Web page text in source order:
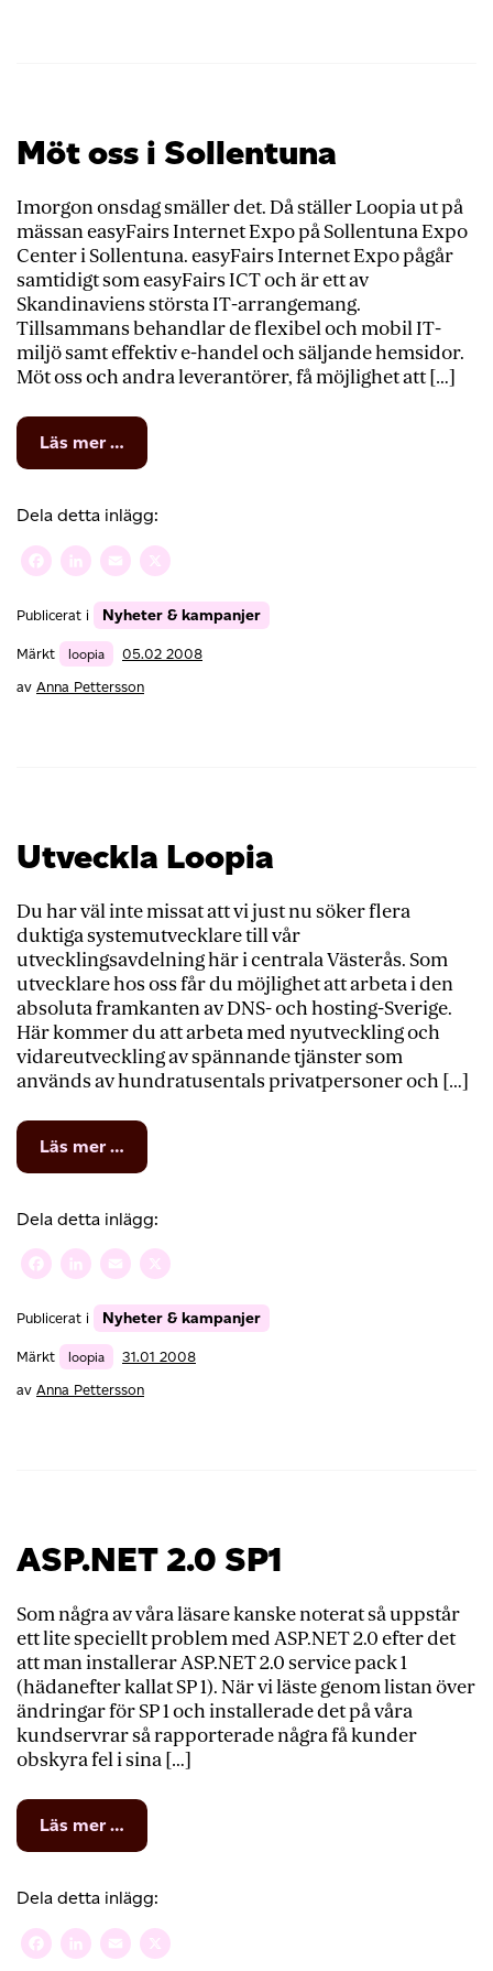
Möt oss i Sollentuna
Imorgon onsdag smäller det. Då ställer Loopia ut på
mässan easyFairs Internet Expo på Sollentuna Expo
Center i Sollentuna. easyFairs Internet Expo pågår
samtidigt som easyFairs ICT och är ett av
Skandinaviens största IT-arrangemang.
Tillsammans behandlar de flexibel och mobil IT-
miljö samt effektiv e-handel och säljande hemsidor.
Möt oss och andra leverantörer, få möjlighet att […]
Läs mer …
Möt
i
Sollentuna
Dela detta inlägg:
Facebook
LinkedIn
Email
Publicerat i Nyheter & kampanjer
Märkt loopia
05.02 2008
av Anna Pettersson
Utveckla Loopia
Du har väl inte missat att vi just nu söker flera
duktiga systemutvecklare till vår
utvecklingsavdelning här i centrala Västerås. Som
utvecklare hos oss får du möjlighet att arbeta i den
absoluta framkanten av DNS- och hosting-Sverige.
Här kommer du att arbeta med nyutveckling och
vidareutveckling av spännande tjänster som
används av hundratusentals privatpersoner och […]
Läs mer …
Utveckla
Dela detta inlägg:
Facebook
LinkedIn
Email
Publicerat i Nyheter & kampanjer
Märkt loopia
31.01 2008
av Anna Pettersson
ASP.NET 2.0 SP1
Som några av våra läsare kanske noterat så uppstår
ett lite speciellt problem med ASP.NET 2.0 efter det
att man installerar ASP.NET 2.0 service pack 1
(hädanefter kallat SP 1). När vi läste genom listan över
ändringar för SP 1 och installerade det på våra
kundservrar så rapporterade några få kunder
obskyra fel i sina […]
Läs mer …
ASP.NET
SP1
Dela detta inlägg:
Facebook
LinkedIn
Email